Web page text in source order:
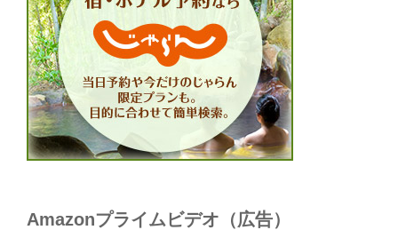
Amazonプライムビデオ（広告）